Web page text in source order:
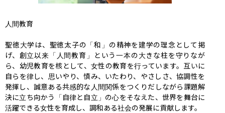
人間教育
聖徳大学は、聖徳太子の「和」の精神を建学の理念として掲
げ、創立以来「人間教育」という一本の大きな柱を守りなが
ら、幼児教育を核として、女性の教育を行っています。互いに
自らを律し、思いやり、慎み、いたわり、やさしさ、協調性を
発揮し、誠意ある共感的な人間関係をつくりだしながら課題解
決に立ち向かう「自律と自立」の心をそなえた、世界を舞台に
活躍できる女性を育成し、調和ある社会の発展に貢献します。